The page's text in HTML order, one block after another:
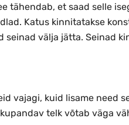
tähendab, et saad selle
Katus kinnitatakse
seinad välja jätta. Seinad
vajagi, kuid lisame need
telk võtab väga